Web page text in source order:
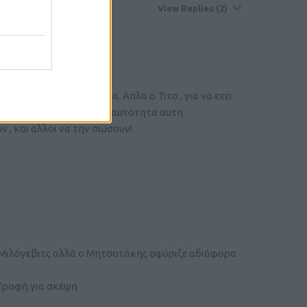
View Replies (2)
κοινα ηθη και εθιμα. Απλα ο Τιτο , για να εχει
. Μαλιστα , για την ταυτοτητα αυτη
, και αλλοι να την σωσουν!
αλλά ο Μητσοτάκης σφύριζε αδιάφορα
για σκέψη